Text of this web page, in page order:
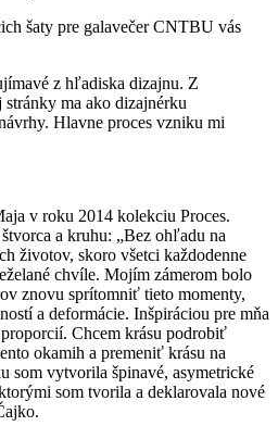
šaty pre galavečer CNTBU vás
z hľadiska dizajnu. Z
stránky ma ako dizajnérku
Hlavne proces vzniku mi
v roku 2014 kolekciu Proces.
a kruhu: „Bez ohľadu na
životov, skoro všetci každodenne
chvíle. Mojím zámerom bolo
znovu sprítomniť tieto momenty,
a deformácie. Inšpiráciou pre mňa
Chcem krásu podrobiť
okamih a premeniť krásu na
som vytvorila špinavé, asymetrické
som tvorila a deklarovala nové